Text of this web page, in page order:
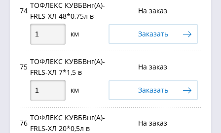
74
ТОФЛЕКС КУВБВнг(А)-
FRLS-ХЛ 48*0,75л в
На заказ
км Заказать
75
ТОФЛЕКС КУВБВнг(А)-
FRLS-ХЛ 7*1,5 в
На заказ
км Заказать
76
ТОФЛЕКС КУВБВнг(А)-
FRLS-ХЛ 20*0,5л в
На заказ